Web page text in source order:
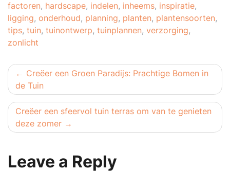
factoren, hardscape, indelen, inheems, inspiratie,
ligging, onderhoud, planning, planten, plantensoorten,
tips, tuin, tuinontwerp, tuinplannen, verzorging,
zonlicht
Berichtnavigatie
Creëer een Groen Paradijs: Prachtige Bomen in
de Tuin
Creëer een sfeervol tuin terras om van te genieten
deze zomer
Leave a Reply